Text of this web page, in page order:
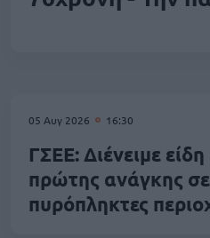
05 Αυγ 2026 16:30
ΓΣΕΕ: Διένειμε είδη
πρώτης ανάγκης σε
πυρόπληκτες